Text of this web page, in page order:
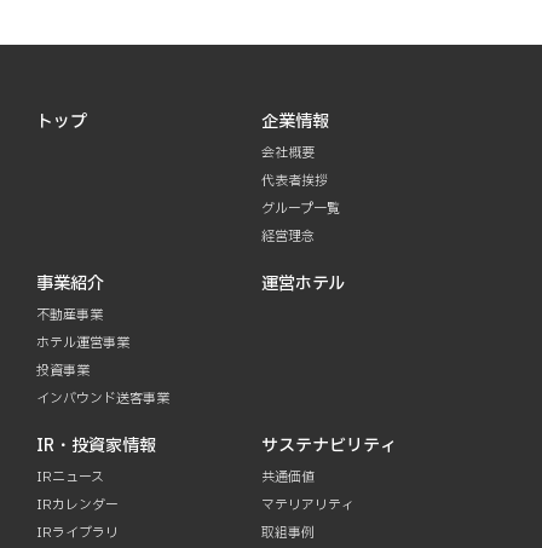
トップ 企業情報
会社概要
代表者挨拶
グループ一覧
経営理念
事業紹介
不動産事業
ホテル運営事業
投資事業
インバウンド送客事業
運営ホテル
IR・投資家情報
IRニュース
IRカレンダー
IRライブラリ
サステナビリティ
共通価値
マテリアリティ
取組事例